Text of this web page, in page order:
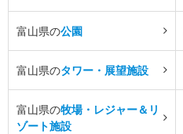
富山県の公園
富山県のタワー・展望施設
富山県の牧場・レジャー＆リ
ゾート施設